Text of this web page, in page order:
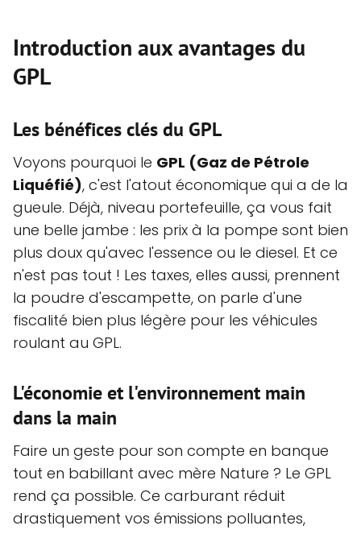
Introduction aux avantages du
GPL
Les bénéfices clés du GPL
Voyons pourquoi le GPL (Gaz de Pétrole
Liquéfié), c'est l'atout économique qui a de la
gueule. Déjà, niveau portefeuille, ça vous fait
une belle jambe : les prix à la pompe sont bien
plus doux qu'avec l'essence ou le diesel. Et ce
n'est pas tout ! Les taxes, elles aussi, prennent
la poudre d'escampette, on parle d'une
fiscalité bien plus légère pour les véhicules
roulant au GPL.
L'économie et l'environnement main
dans la main
Faire un geste pour son compte en banque
tout en babillant avec mère Nature ? Le GPL
rend ça possible. Ce carburant réduit
drastiquement vos émissions polluantes,